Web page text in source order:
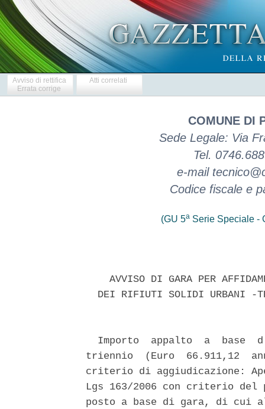
Avviso di rettifica
Errata corrige
Atti correlati
COMUNE DI
Sede Legale: Via
Tel.
e-mail
Codice fiscale e
(GU 5a Serie Speciale -
AVVISO DI GARA PER
DEI RIFIUTI SOLIDI URBANI
Importo  appalto  a  base
triennio  (Euro  66.911,12
criterio di aggiudicazione:
Lgs 163/2006 con criterio
posto a base di gara, di cui